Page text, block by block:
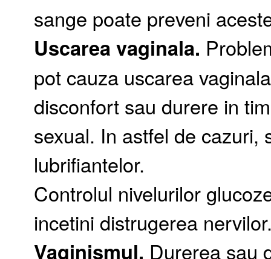
sange poate preveni
Uscarea vaginala.
pot cauza uscarea
disconfort sau durere in
sexual. In astfel de cazuri,
lubrifiantelor.
Controlul nivelurilor
incetini distrugerea
Vaginismul. Durerea sau